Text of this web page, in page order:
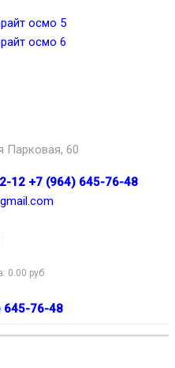
осмо 5
осмо 6
Парковая, 60
12 +7 (964) 645-76-48
0.00 руб
645-76-48